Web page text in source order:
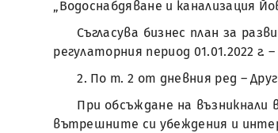
„Водоснабдяване и канализация
Съгласува бизнес план за
регулаторния период 01.01.2022 г. –
2. По т. 2 от дневния ред –
При обсъждане на възникнали
вътрешните си убеждения и